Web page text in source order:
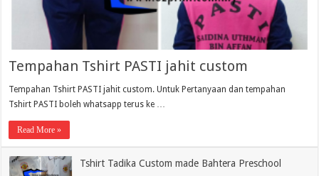
Tempahan Tshirt PASTI jahit custom
Tempahan Tshirt PASTI jahit custom. Untuk Pertanyaan dan tempahan
Tshirt PASTI boleh whatsapp terus ke …
Read More »
Tshirt Tadika Custom made Bahtera Preschool